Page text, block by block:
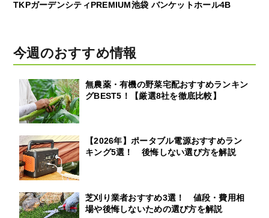
TKPガーデンシティPREMIUM池袋 バンケットホール4B
今週のおすすめ情報
無農薬・有機の野菜宅配おすすめランキン
グBEST5！【厳選8社を徹底比較】
【2026年】ポータブル電源おすすめラン
キング5選！ 後悔しない選び方を解説
芝刈り業者おすすめ3選！ 値段・費用相
場や後悔しないための選び方を解説